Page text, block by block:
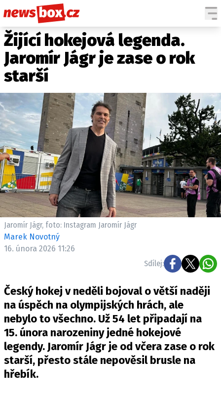
DOMÁCÍ
ZAHRANIČÍ
POČASÍ
KRIMI
EKONOMIKA
KULTURA
SPOLEČNOST
SPORT
ČESKÉ CELEBRITY
SVĚTOVÉ CELEBRITY
SLEDUJTE NÁS NA|
Máte příběh, fotku nebo video?
Pošlete e-mail na newsbox.cz
KONTAKT
VYDAVATEL
INZERCE
OSOBNÍ ÚDAJE / COOKIES
VOLNÁ MÍSTA
Žijící hokejová legenda.
Jaromír Jágr je zase o rok
starší
Jaromír Jágr, foto: Instagram Jaromír Jágr
Marek Novotný
16. února 2026 11:26
Sdílej:
Český hokej v neděli bojoval o větší naději
na úspěch na olympijských hrách, ale
nebylo to všechno. Už 54 let připadají na
15. února narozeniny jedné hokejové
legendy. Jaromír Jágr je od včera zase o rok
starší, přesto stále nepověsil brusle na
hřebík.